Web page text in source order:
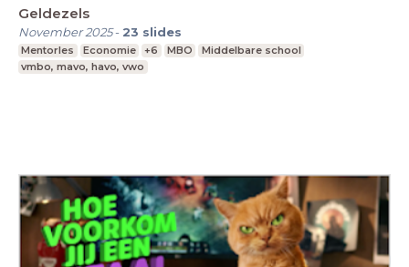
Geldezels
November 2025- 23 slides
Mentorles Economie +6 MBO
Middelbare school
vmbo, mavo, havo, vwo